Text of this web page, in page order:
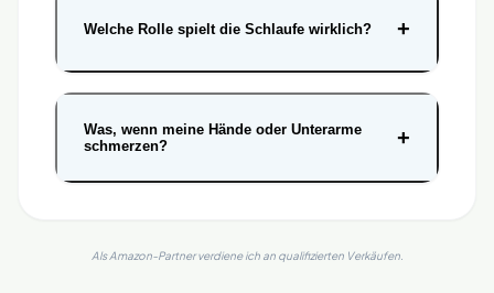
Welche Rolle spielt die Schlaufe wirklich? +
Was, wenn meine Hände oder Unterarme
schmerzen?
+
Als Amazon-Partner verdiene ich an qualifizierten Verkäufen.